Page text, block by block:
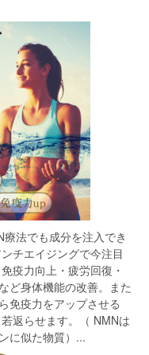
法でも成分を注入でき
チエイジングで今注目
疫力向上・疲労回復・
ど身体機能の改善。また
免疫力をアップさせる
返らせます。（ NMNは
に似た物質）...